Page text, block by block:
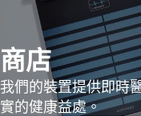
商店
我們的裝置提供即時
實的健康益處。